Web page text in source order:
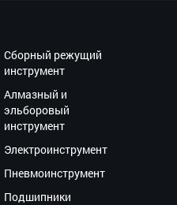
Сборный режущий
инструмент
Алмазный и
эльборовый
инструмент
Электроинструмент
Пневмоинструмент
Подшипники